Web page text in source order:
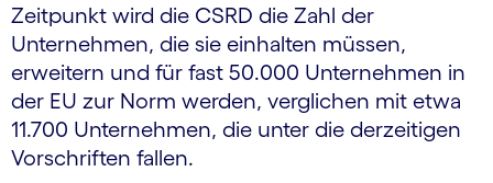
Zeitpunkt wird die CSRD die Zahl der
Unternehmen, die sie einhalten müssen,
erweitern und für fast 50.000 Unternehmen in
der EU zur Norm werden, verglichen mit etwa
11.700 Unternehmen, die unter die derzeitigen
Vorschriften fallen.